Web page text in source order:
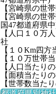
【宮崎県の世
【宮崎県の世
国47都道府県
【人口１０万
社
【１０Km四方
【１０万世帯
【人口当たり
【面積当たり
【世帯数当た